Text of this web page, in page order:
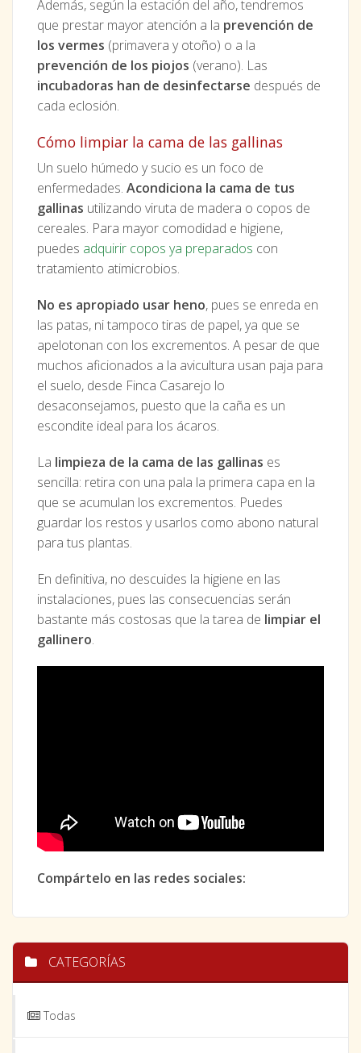
Además, según la estación del año, tendremos
que prestar mayor atención a la prevención de
los vermes (primavera y otoño) o a la
prevención de los piojos (verano). Las
incubadoras han de desinfectarse después de
cada eclosión.
Cómo limpiar la cama de las gallinas
Un suelo húmedo y sucio es un foco de
enfermedades. Acondiciona la cama de tus
gallinas utilizando viruta de madera o copos de
cereales. Para mayor comodidad e higiene,
puedes adquirir copos ya preparados con
tratamiento atimicrobios.
No es apropiado usar heno, pues se enreda en
las patas, ni tampoco tiras de papel, ya que se
apelotonan con los excrementos. A pesar de que
muchos aficionados a la avicultura usan paja para
el suelo, desde Finca Casarejo lo
desaconsejamos, puesto que la caña es un
escondite ideal para los ácaros.
La limpieza de la cama de las gallinas es
sencilla: retira con una pala la primera capa en la
que se acumulan los excrementos. Puedes
guardar los restos y usarlos como abono natural
para tus plantas.
En definitiva, no descuides la higiene en las
instalaciones, pues las consecuencias serán
bastante más costosas que la tarea de limpiar el
gallinero.
Compártelo en las redes sociales:
CATEGORÍAS
Todas